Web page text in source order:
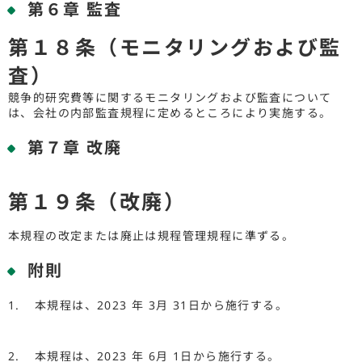
第６章 監査
第１８条（モニタリングおよび監
査）
競争的研究費等に関するモニタリングおよび監査について
は、会社の内部監査規程に定めるところにより実施する。
第７章 改廃
第１９条（改廃）
本規程の改定または廃止は規程管理規程に準ずる。
附則
本規程は、2023 年 3月 31日から施行する。
本規程は、2023 年 6月 1日から施行する。